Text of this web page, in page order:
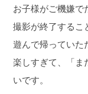
お子様がご機嫌で
撮影が終了するこ
遊んで帰っていた
楽しすぎて、「ま
いです。